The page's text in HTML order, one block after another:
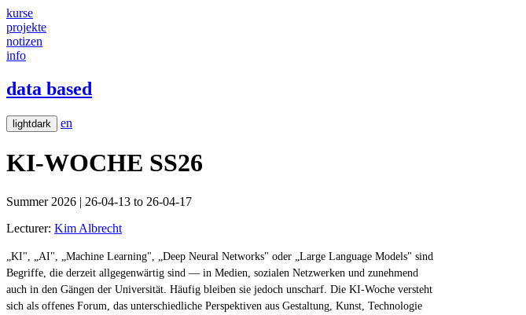
kurse
projekte
notizen
info
data based
lightdark en
KI-WOCHE SS26
Summer 2026 | 26-04-13 to 26-04-17
Lecturer: Kim Albrecht
„KI", „AI", „Machine Learning", „Deep Neural Networks" oder „Large Language Models" sind
Begriffe, die derzeit allgegenwärtig sind — in Medien, sozialen Netzwerken und zunehmend
auch in den Gängen der Universität. Häufig bleiben sie jedoch unscharf. Die KI-Woche versteht
sich als offenes Forum, das unterschiedliche Perspektiven aus Gestaltung, Kunst, Technologie